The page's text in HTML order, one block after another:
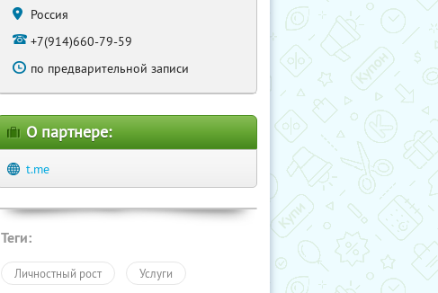
Россия
+7(914)660-79-59
по предварительной записи
О партнере:
t.me
Теги:
Личностный рост Услуги